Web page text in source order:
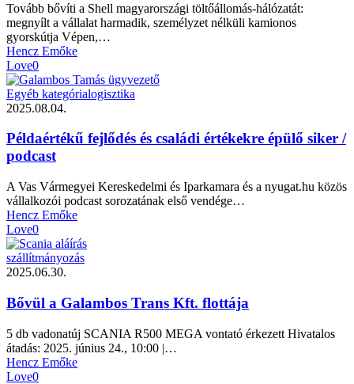
Tovább bővíti a Shell magyarországi töltőállomás-hálózatát:
megnyílt a vállalat harmadik, személyzet nélküli kamionos
gyorskútja Vépen,…
Hencz Emőke
Love0
Egyéb kategórialogisztika
2025.08.04.
Példaértékű fejlődés és családi értékekre épülő siker /
podcast
A Vas Vármegyei Kereskedelmi és Iparkamara és a nyugat.hu közös
vállalkozói podcast sorozatának első vendége…
Hencz Emőke
Love0
szállítmányozás
2025.06.30.
Bővül a Galambos Trans Kft. flottája
5 db vadonatúj SCANIA R500 MEGA vontató érkezett Hivatalos
átadás: 2025. június 24., 10:00 |…
Hencz Emőke
Love0